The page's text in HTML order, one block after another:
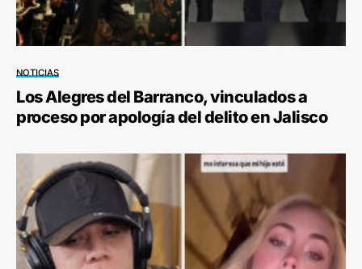
NOTICIAS
Los Alegres del Barranco, vinculados a
proceso por apología del delito en Jalisco